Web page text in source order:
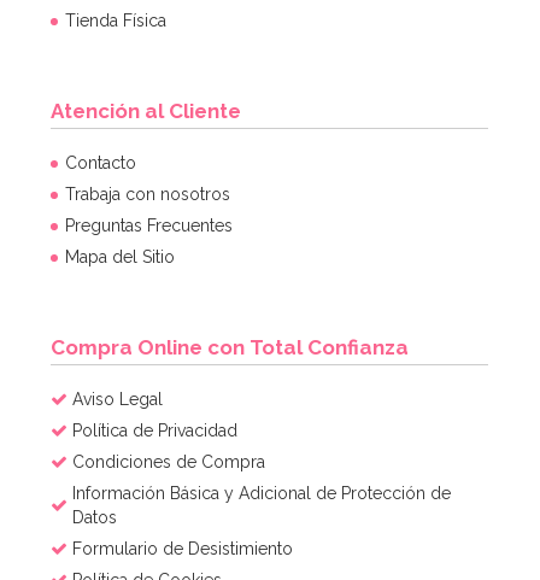
Tienda Física
Atención al Cliente
Contacto
Trabaja con nosotros
Preguntas Frecuentes
Mapa del Sitio
Compra Online con Total Confianza
Aviso Legal
Política de Privacidad
Condiciones de Compra
Información Básica y Adicional de Protección de
Datos
Formulario de Desistimiento